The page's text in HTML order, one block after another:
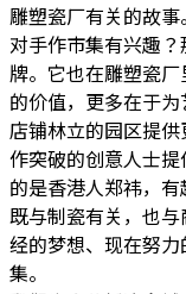
雕塑瓷厂有关的故事。
对手作市集有兴趣
牌。它也在雕塑瓷
的价值，更多在于
店铺林立的园区提
作突破的创意人士
的是香港人郑祎，有
既与制瓷有关，也
经的梦想、现在努
集。